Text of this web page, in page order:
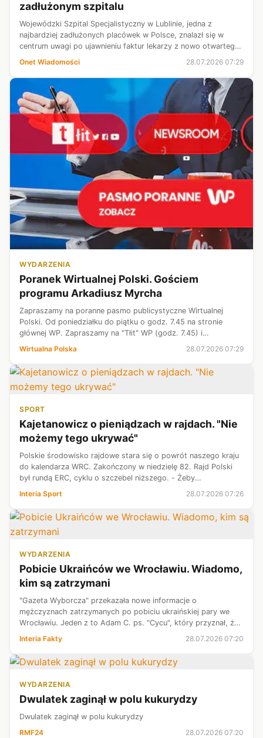
zadłużonym szpitalu
Wojewódzki Szpital Specjalistyczny w Lublinie, jedna z
najbardziej zadłużonych placówek w Polsce, znalazł się w
centrum uwagi po ujawnieniu faktur lekarzy z nowo otwartego
oddziału neurochirurgii. Rekordzista wśród specjalistów
Onet Wiadomości 28.07.2026 07:29
WYDARZENIA
Poranek Wirtualnej Polski. Gościem
programu Arkadiusz Myrcha
Zapraszamy na poranne pasmo publicystyczne Wirtualnej
Polski. Od poniedziałku do piątku o godz. 7.45 na stronie
głównej WP. Zapraszamy na "Tłit" WP (godz. 7.45) i
"Newsroom" WP (godz. 8.15).
Wirtualna Polska 28.07.2026 07:29
SPORT
Kajetanowicz o pieniądzach w rajdach. "Nie
możemy tego ukrywać"
Polskie środowisko rajdowe stara się o powrót naszego kraju
do kalendarza WRC. Zakończony w niedzielę 82. Rajd Polski
był rundą ERC, cyklu o szczebel niższego. - Żeby
zorganizować dobry, bezpieczny rajd, potrzebne są ogromne
pieniądze, nie możemy teg...
Interia Sport 28.07.2026 07:26
WYDARZENIA
Pobicie Ukraińców we Wrocławiu. Wiadomo,
kim są zatrzymani
"Gazeta Wyborcza" przekazała nowe informacje o
mężczyznach zatrzymanych po pobiciu ukraińskiej pary we
Wrocławiu. Jeden z to Adam C. ps. "Cycu", który przyznał, że
10 lat spędził w więzieniu, a obecnie znany jest z walk
bokserskich na gołe pięści. Dr...
Interia Fakty 28.07.2026 07:20
WYDARZENIA
Dwulatek zaginął w polu kukurydzy
Dwulatek zaginął w polu kukurydzy
RMF24
28.07.2026 07:20